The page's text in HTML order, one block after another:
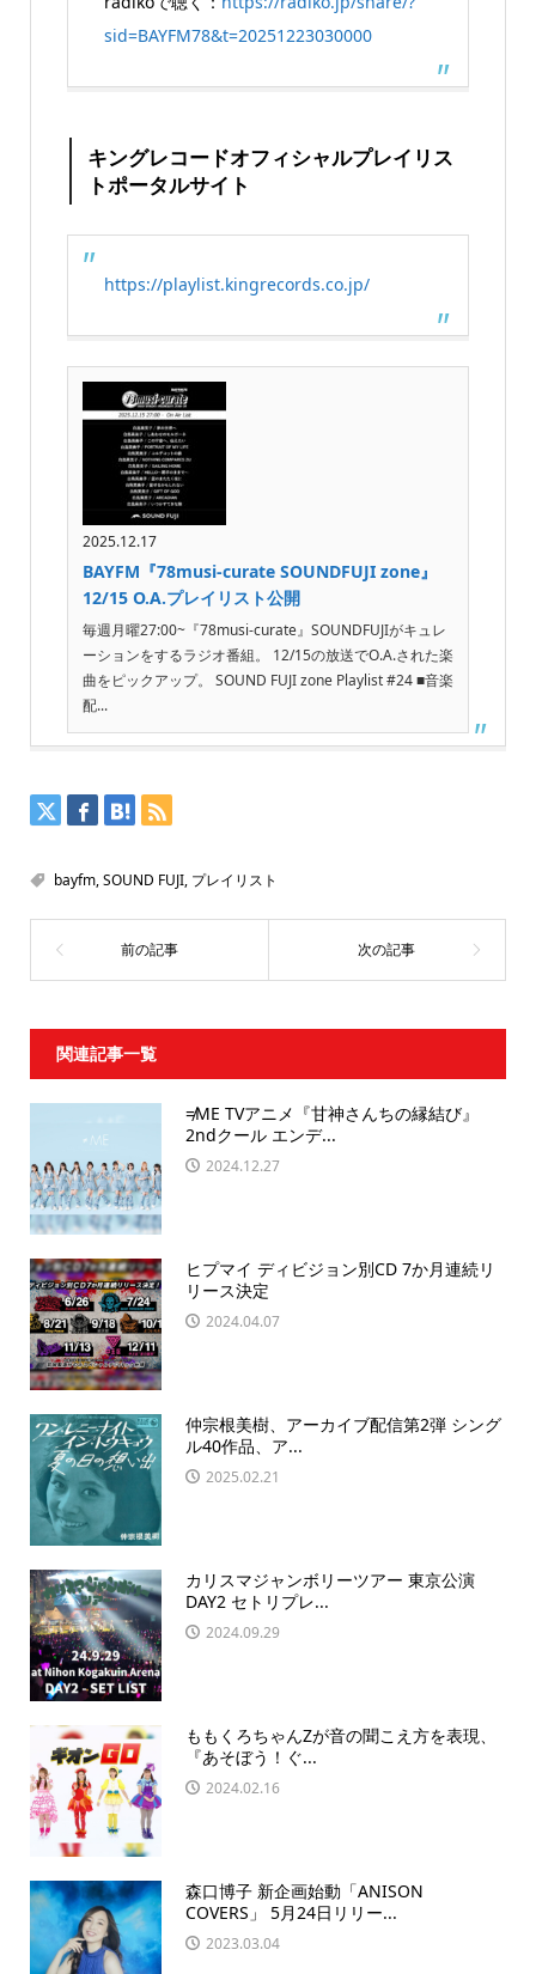
sid=BAYFM78&t=20251223030000
キングレコードオフィシャルプレイリス
トポータルサイト
https://playlist.kingrecords.co.jp/
2025.12.17
BAYFM『78musi-curate SOUNDFUJI zone』
12/15 O.A.プレイリスト公開
毎週月曜27:00~『78musi-curate』SOUNDFUJIがキュレ
ーションをするラジオ番組。 12/15の放送でO.A.された楽
曲をピックアップ。 SOUND FUJI zone Playlist #24 ■音楽
配...
bayfm,SOUND FUJI, プレイリスト
関連記事一覧
≠ME TVアニメ『甘神さんちの縁結び』
2ndクール エンデ...
2024.12.27
ヒプマイ ディビジョン別CD 7か月連続リ
リース決定
2024.04.07
仲宗根美樹、アーカイブ配信第2弾 シング
ル40作品、ア...
2025.02.21
カリスマジャンボリーツアー 東京公演
DAY2 セトリプレ...
2024.09.29
ももくろちゃんZが音の聞こえ方を表現、
『あそぼう！ぐ...
2024.02.16
森口博子 新企画始動「ANISON
COVERS」 5月24日リリー...
2023.03.04